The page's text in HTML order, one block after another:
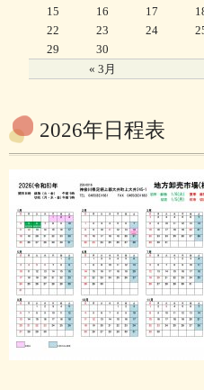
« 3月
15
16 17
22
23 24
29
30
2026年日程表